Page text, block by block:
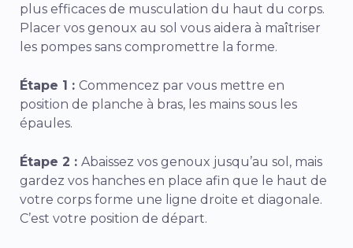
plus efficaces de musculation du haut du corps.
Placer vos genoux au sol vous aidera à maîtriser
les pompes sans compromettre la forme.
Étape 1 : Commencez par vous mettre en
position de planche à bras, les mains sous les
épaules.
Étape 2 : Abaissez vos genoux jusqu’au sol, mais
gardez vos hanches en place afin que le haut de
votre corps forme une ligne droite et diagonale.
C’est votre position de départ.